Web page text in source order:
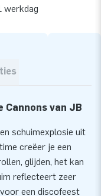
werkdag
Cannons van JB
schuimexplosie uit
creëer je een
glijden, het kan
reflecteert zeer
een discofeest